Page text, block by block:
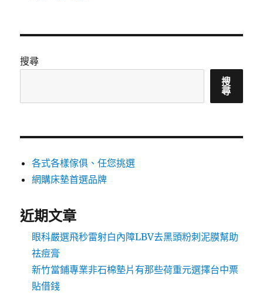
搜尋
搜
尋
各式各樣傢俱、任您挑選
網購床墊首選品牌
近期文章
眼科嚴選飛秒雷射白內障LBV去黑頭粉刺泥膜幫助
祛痘膏
新竹當鋪專業非石棉墊片有那些荷重元選擇台中票
貼借錢